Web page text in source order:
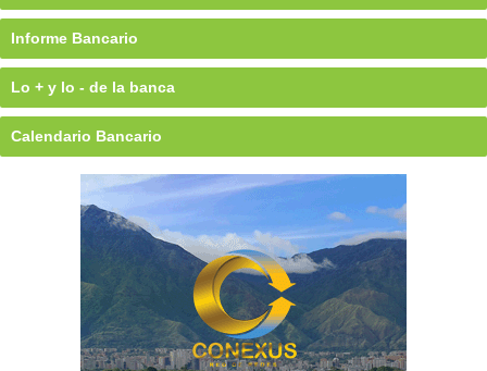
Informe Bancario
Lo + y lo - de la banca
Calendario Bancario